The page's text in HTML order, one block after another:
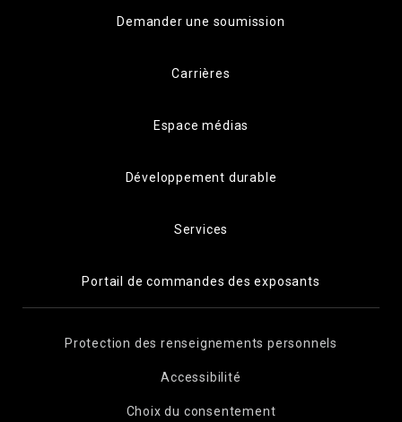
Demander une soumission
Carrières
Espace médias
Développement durable
Services
Portail de commandes des exposants
Protection des renseignements personnels
Accessibilité
Choix du consentement